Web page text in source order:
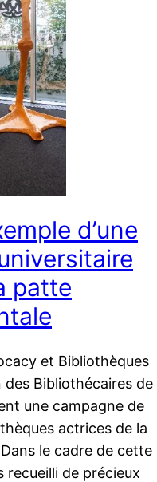
d’une
patte
et Bibliothèques
des Bibliothécaires de
une campagne de
actrices de la
le cadre de cette
recueilli de précieux